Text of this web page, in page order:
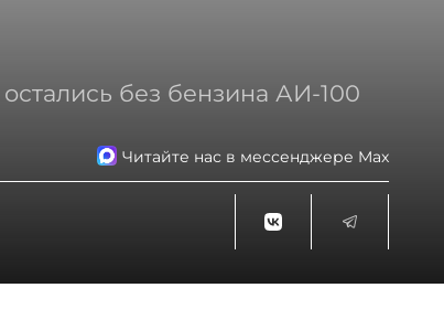
без бензина АИ-100
Читайте нас в мессенджере Max